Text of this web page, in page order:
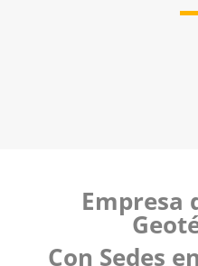
Empresa
Con Sedes